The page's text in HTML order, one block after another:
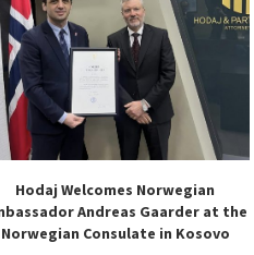
Hodaj Welcomes Norwegian
Andreas Gaarder at the
Norwegian Consulate in Kosovo